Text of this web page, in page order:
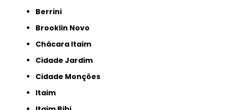
Berrini
Brooklin Novo
Chácara Itaim
Cidade Jardim
Cidade Monções
Itaim